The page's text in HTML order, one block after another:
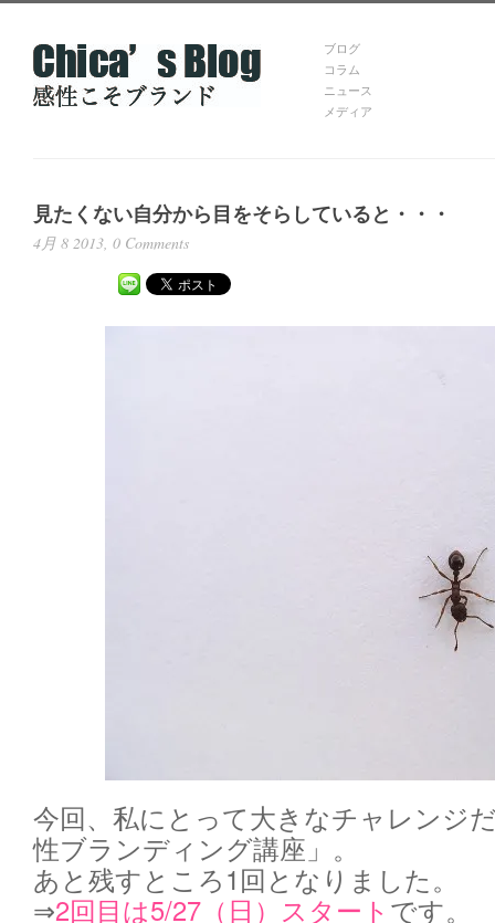
ブログ
コラム
ニュース
メディア
見たくない自分から目をそらしていると・・・
4月 8 2013, 0 Comments
今回、私にとって大きなチャレンジ
性ブランディング講座」。
あと残すところ1回となりました。
⇒2回目は5/27（日）スタート です。